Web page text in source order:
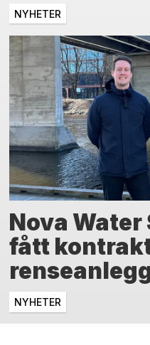
NYHETER
Nova
fått
NYHETER